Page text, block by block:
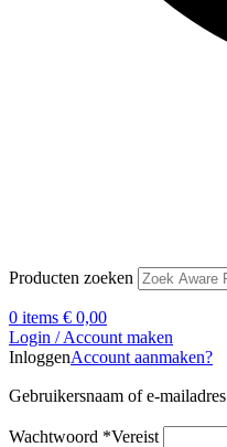
Producten zoeken
0 items € 0,00
Login / Account maken
InloggenAccount aanmaken?
Gebruikersnaam of e-mailadres
Wachtwoord *Vereist